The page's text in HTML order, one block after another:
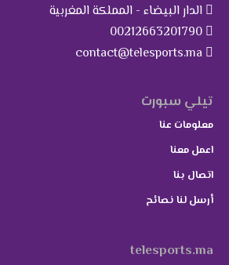
الدار البيضاء - المملكة المغربية
00212663201790
contact@telesports.ma
تيلي سبورت
معلومات عنا
اعمل معنا
اتصال بنا
أرسل لنا نصائح
telesports.ma